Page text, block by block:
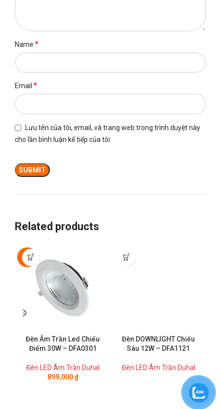
Name *
Email *
Lưu tên của tôi, email, và trang web trong trình duyệt này
cho lần bình luận kế tiếp của tôi.
Related products
-50%
Đèn Âm Trần Led Chiếu
Điểm 30W – DFA0301
Đèn LED Âm Trần Duhal
899,000₫
Đèn DOWNLIGHT Chiếu
Sâu 12W – DFA1121
Đèn LED Âm Trần Duhal